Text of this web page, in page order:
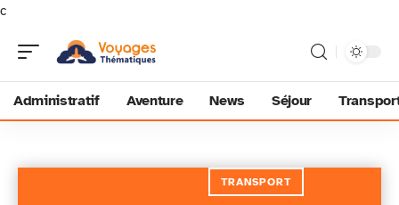
c
Administratif Aventure News Séjour
TRANSPORT